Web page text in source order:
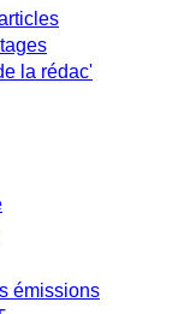
la rédac'
émissions